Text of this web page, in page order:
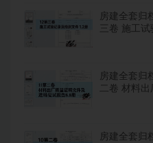
房建全套归
三卷 施工
房建全套归
二卷 材料出
房建全套归